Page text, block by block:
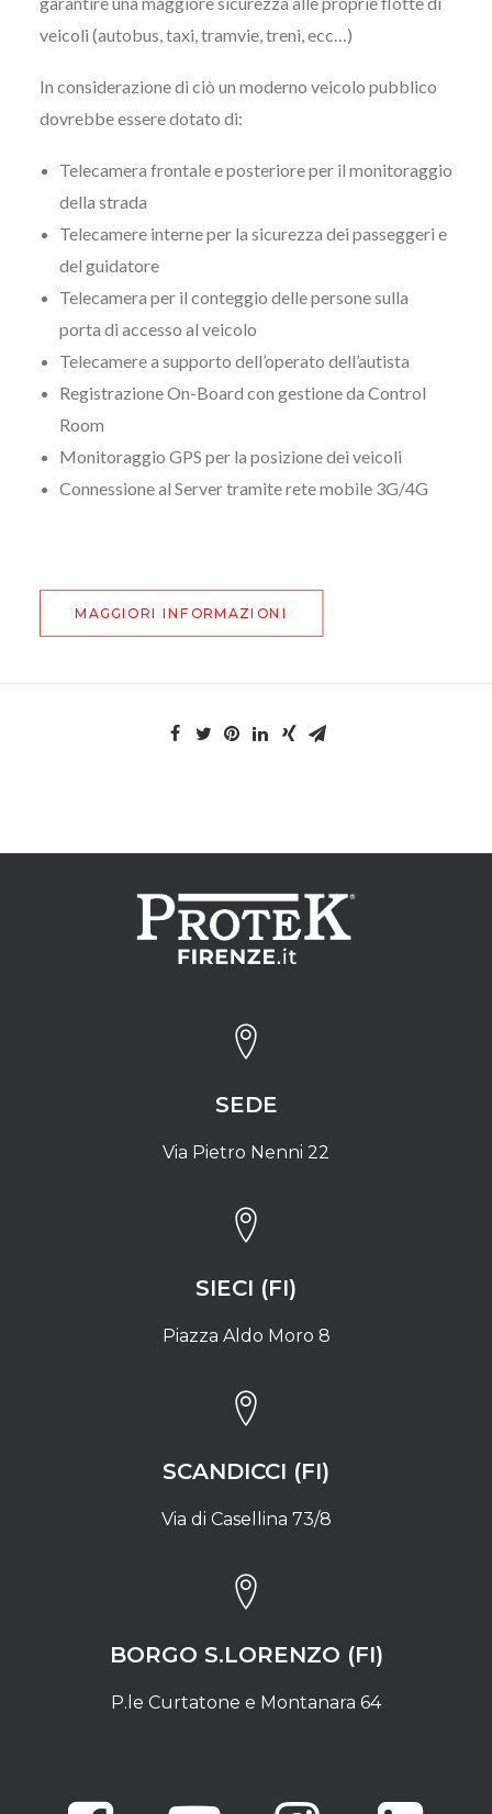
veicoli (autobus, taxi, tramvie, treni, ecc…)
In considerazione di ciò un moderno veicolo pubblico
dovrebbe essere dotato di:
Telecamera frontale e posteriore per il monitoraggio
della strada
Telecamere interne per la sicurezza dei passeggeri e
del guidatore
Telecamera per il conteggio delle persone sulla
porta di accesso al veicolo
Telecamere a supporto dell’operato dell’autista
Registrazione On-Board con gestione da Control
Room
Monitoraggio GPS per la posizione dei veicoli
Connessione al Server tramite rete mobile 3G/4G
MAGGIORI INFORMAZIONI
SEDE
Via Pietro Nenni 22
SIECI (FI)
Piazza Aldo Moro 8
SCANDICCI (FI)
Via di Casellina 73/8
BORGO S.LORENZO (FI)
P.le Curtatone e Montanara 64